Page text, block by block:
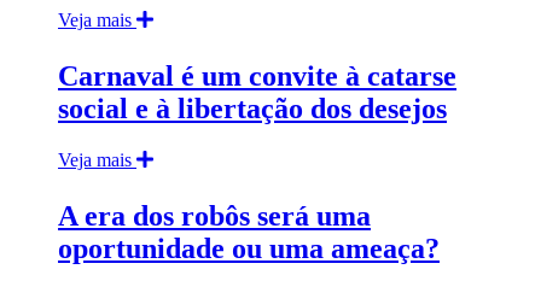
Veja mais
Carnaval é um convite à catarse
social e à libertação dos desejos
Veja mais
A era dos robôs será uma
oportunidade ou uma ameaça?